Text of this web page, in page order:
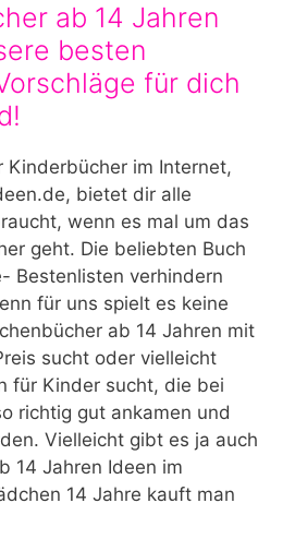
ab 14 Jahren
besten
für dich
Kinderbücher im Internet,
bietet dir alle
wenn es mal um das
geht. Die beliebten Buch
Bestenlisten verhindern
für uns spielt es keine
ab 14 Jahren mit
sucht oder vielleicht
für Kinder sucht, die bei
richtig gut ankamen und
Vielleicht gibt es ja auch
14 Jahren Ideen im
14 Jahre kauft man